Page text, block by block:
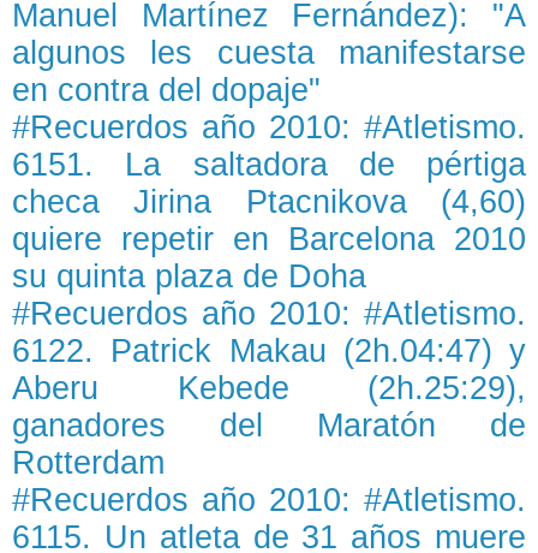
Manuel Martínez Fernández): "A
algunos les cuesta manifestarse
en contra del dopaje"
#Recuerdos año 2010: #Atletismo.
6151. La saltadora de pértiga
checa Jirina Ptacnikova (4,60)
quiere repetir en Barcelona 2010
su quinta plaza de Doha
#Recuerdos año 2010: #Atletismo.
6122. Patrick Makau (2h.04:47) y
Aberu Kebede (2h.25:29),
ganadores del Maratón de
Rotterdam
#Recuerdos año 2010: #Atletismo.
6115. Un atleta de 31 años muere